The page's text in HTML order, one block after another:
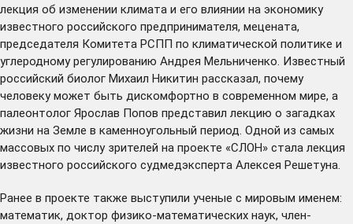
лекция об изменении климата и его влиянии на экономику
известного российского предпринимателя, мецената,
председателя Комитета РСПП по климатической политике и
углеродному регулированию Андрея Мельниченко. Известный
российский биолог Михаил Никитин рассказал, почему
человеку может быть дискомфортно в современном мире, а
палеонтолог Ярослав Попов представил лекцию о загадках
жизни на Земле в каменноугольный период. Одной из самых
массовых по числу зрителей на проекте «СЛОН» стала лекция
известного российского судмедэксперта Алексея Решетуна.
Ранее в проекте также выступили ученые с мировым именем:
математик, доктор физико-математических наук, член-